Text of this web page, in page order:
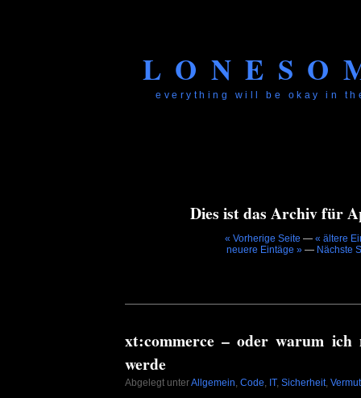
everything will be okay in
Dies ist das Archiv für
« Vorherige Seite — « ältere
neuere Eintäge » — Nächste
xt:commerce – oder warum ich
werde
Abgelegt unterAllgemein, Code, IT, Sicherheit,